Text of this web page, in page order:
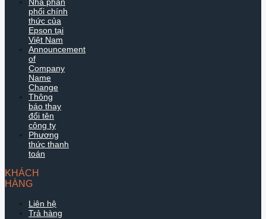
phối chính
thức của
Epson tại
Việt Nam
Announcement
of
Company
Name
Change
Thông
báo thay
đổi tên
công ty
Phương
thức thanh
toán
KHÁCH
HÀNG
Liên hệ
Trả hàng